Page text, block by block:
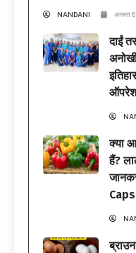
NANDANI अगस्त
दाईं
क्या
हैं?